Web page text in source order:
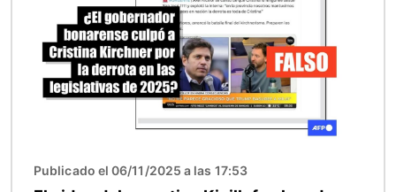
Publicado el 06/11/2025 a las 17:53